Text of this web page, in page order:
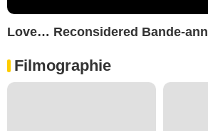
Love… Reconsidered Bande-
Filmographie